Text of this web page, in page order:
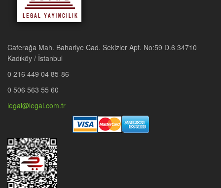
Caferağa Mah. Bahariye Cad. Sekizler Apt. No:59 D.6 34710
Kadıköy / İstanbul
0 216 449 04 85-86
0 506 563 55 60
legal@legal.com.tr